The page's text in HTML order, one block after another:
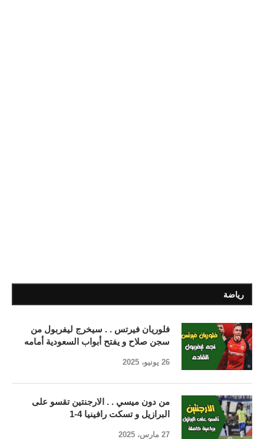
رياضة
فلوريان فيرتس . . سيخرج ليفربول من
سجن صلاح و يفتح أبواب السعودية أمامه
26 يونيو، 2025
من دون ميسي . . الارجنتين تقسو على
البرازيل و تسكت رافينيا 4-1
27 مارس، 2025